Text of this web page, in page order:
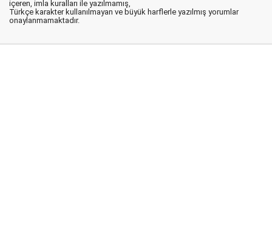
içeren, imla kuralları ile yazılmamış,
Türkçe karakter kullanılmayan ve büyük harflerle yazılmış yorumlar
onaylanmamaktadır.